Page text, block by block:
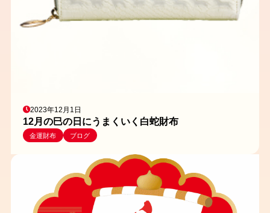
2023年12月1日
12月の巳の日にうまくいく白蛇財布
金運財布 ブログ